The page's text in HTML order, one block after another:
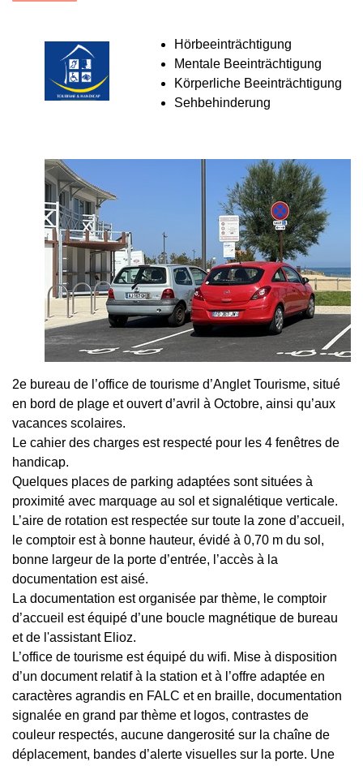
Hörbeeinträchtigung
Mentale Beeinträchtigung
Körperliche Beeinträchtigung
Sehbehinderung
2e bureau de l’office de tourisme d’Anglet Tourisme, situé
en bord de plage et ouvert d’avril à Octobre, ainsi qu’aux
vacances scolaires.
Le cahier des charges est respecté pour les 4 fenêtres de
handicap.
Quelques places de parking adaptées sont situées à
proximité avec marquage au sol et signalétique verticale.
L’aire de rotation est respectée sur toute la zone d’accueil,
le comptoir est à bonne hauteur, évidé à 0,70 m du sol,
bonne largeur de la porte d’entrée, l’accès à la
documentation est aisé.
La documentation est organisée par thème, le comptoir
d’accueil est équipé d’une boucle magnétique de bureau
et de l'assistant Elioz.
L’office de tourisme est équipé du wifi. Mise à disposition
d’un document relatif à la station et à l’offre adaptée en
caractères agrandis en FALC et en braille, documentation
signalée en grand par thème et logos, contrastes de
couleur respectés, aucune dangerosité sur la chaîne de
déplacement, bandes d’alerte visuelles sur la porte. Une